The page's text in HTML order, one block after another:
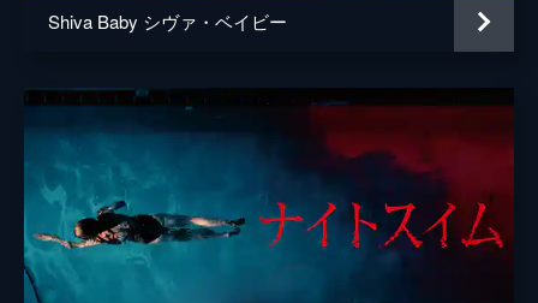
Shiva Baby シヴァ・ベイビー